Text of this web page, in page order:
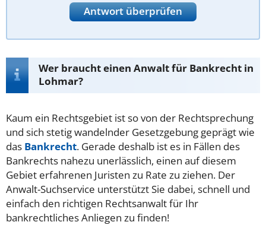
Antwort überprüfen
Wer braucht einen Anwalt für Bankrecht in
Lohmar?
Kaum ein Rechtsgebiet ist so von der Rechtsprechung
und sich stetig wandelnder Gesetzgebung geprägt wie
das Bankrecht. Gerade deshalb ist es in Fällen des
Bankrechts nahezu unerlässlich, einen auf diesem
Gebiet erfahrenen Juristen zu Rate zu ziehen. Der
Anwalt-Suchservice unterstützt Sie dabei, schnell und
einfach den richtigen Rechtsanwalt für Ihr
bankrechtliches Anliegen zu finden!